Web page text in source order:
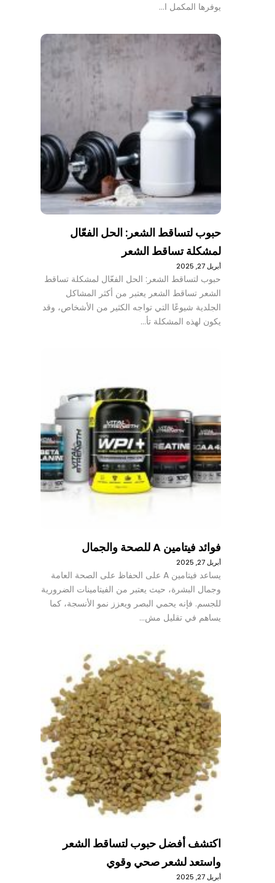
يوفرها المكمل ا…
حبوب لتساقط الشعر: الحل الفعّال
لمشكلة تساقط الشعر
أبريل 27, 2025
حبوب لتساقط الشعر: الحل الفعّال لمشكلة تساقط
الشعر تساقط الشعر يعتبر من أكثر المشاكل
الجلدية شيوعًا التي تواجه الكثير من الأشخاص، وقد
يكون لهذه المشكلة تأ…
فوائد فيتامين A للصحة والجمال
أبريل 27, 2025
يساعد فيتامين A على الحفاظ على الصحة العامة
وجمال البشرة، حيث يعتبر من الفيتامينات الضرورية
للجسم. فإنه يحمي البصر ويعزز نمو الأنسجة، كما
يساهم في تقليل مش…
اكتشف أفضل حبوب لتساقط الشعر
واستعد لشعر صحي وقوي
أبريل 27, 2025